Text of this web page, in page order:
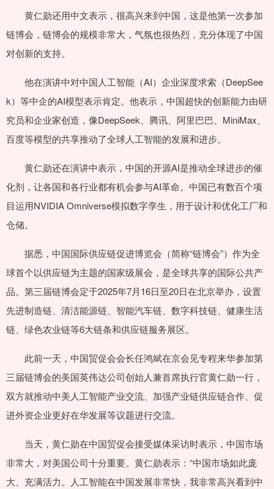
黄仁勋还用中文表示，很高兴来到中国，这是他第一次参加
链博会，链博会的规模非常大，气氛也很热烈，充分体现了中国
对创新的支持。
他在演讲中对中国人工智能（AI）企业深度求索（DeepSee
k）等中企的AI模型表示肯定。他表示，中国超快的创新能力由研
究员和企业家创造，像DeepSeek、腾讯、阿里巴巴、MiniMax、
百度等模型的共享推动了全球人工智能的发展和进步。
黄仁勋还在演讲中表示，中国的开源AI是推动全球进步的催
化剂，让各国和各行业都有机会参与AI革命。中国已有数百个项
目运用NVIDIA Omniverse模拟数字孪生，用于设计和优化工厂和
仓储。
据悉，中国国际供应链促进博览会（简称“链博会”）作为全
球首个以供应链为主题的国家级展会，是全球共享的国际公共产
品。第三届链博会定于2025年7月16日至20日在北京举办，设置
先进制造链、清洁能源链、智能汽车链、数字科技链、健康生活
链、绿色农业链等6大链条和供应链服务展区。
此前一天，中国贸促会会长任鸿斌在京会见专程来华参加第
三届链博会的美国英伟达公司创始人兼首席执行官黄仁勋一行，
双方就推动中美人工智能产业交流、加强产业链供应链合作、促
进外资企业更好在华发展等议题进行交流。
当天，黄仁勋在中国贸促会接受媒体采访时表示，中国市场
非常大，对美国公司十分重要。黄仁勋表示：“中国市场如此庞
大、充满活力。人工智能在中国发展非常快，我非常高兴看到中